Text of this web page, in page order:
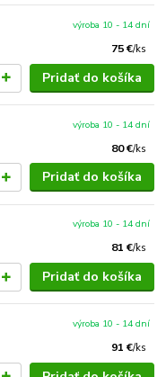
75 €/ks
výroba 10 - 14 dní
Pridať do košíka
80 €/ks
výroba 10 - 14 dní
Pridať do košíka
81 €/ks
výroba 10 - 14 dní
Pridať do košíka
91 €/ks
výroba 10 - 14 dní